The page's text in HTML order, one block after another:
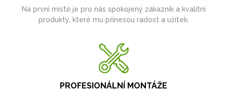
Na první místě je pro nás spokojený zákazník a kvalitní
produkty, které mu přinesou radost a užitek.
PROFESIONÁLNÍ MONTÁŽE